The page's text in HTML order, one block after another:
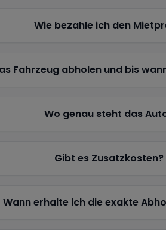
Wie bezahle ich den
Fahrzeug abholen und bis
Wo genau steht das
Gibt es Zusatzkosten?
Wann erhalte ich die exakte